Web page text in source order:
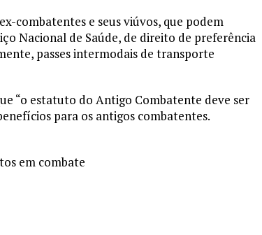
combatentes e seus viúvos, que podem
Nacional de Saúde, de direito de preferência
passes intermodais de transporte
“o estatuto do Antigo Combatente deve ser
para os antigos combatentes.
em combate